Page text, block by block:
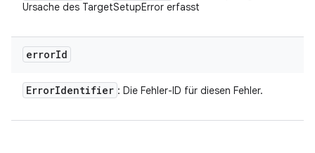
Ursache des TargetSetupError erfasst
errorId
ErrorIdentifier : Die Fehler-ID für diesen Fehler.